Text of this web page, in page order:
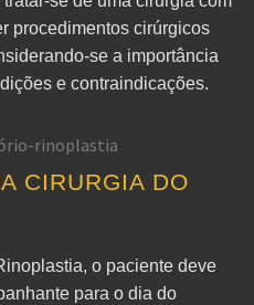
procedimentos cirúrgicos
se a importância
e contraindicações.
CIRURGIA DO
o paciente deve
para o dia do